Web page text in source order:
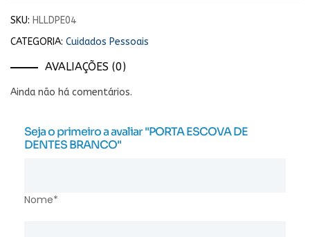
SKU: HLLDPE04
CATEGORIA: Cuidados Pessoais
AVALIAÇÕES (0)
Ainda não há comentários.
Seja o primeiro a avaliar "PORTA ESCOVA DE
DENTES BRANCO"
Nome*